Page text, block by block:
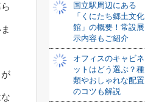
国立駅周辺にある
「くにたち郷土文化
館」の概要！常設展
示内容もご紹介
オフィスのキャビネ
ットはどう選ぶ？種
類やおしゃれな配置
のコツも解説